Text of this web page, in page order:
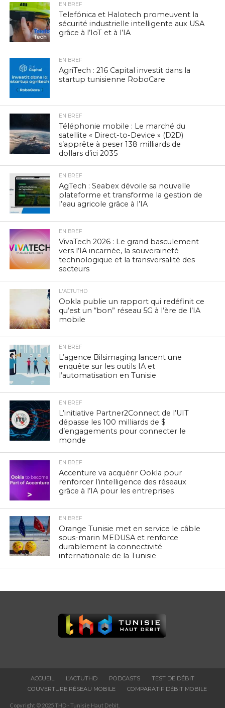
EN BREF
Telefónica et Halotech promeuvent la
sécurité industrielle intelligente aux USA
grâce à l’IoT et à l’IA
EN BREF
AgriTech : 216 Capital investit dans la
startup tunisienne RoboCare
EN BREF
Téléphonie mobile : Le marché du
satellite « Direct-to-Device » (D2D)
s’apprête à peser 138 milliards de
dollars d’ici 2035
EN BREF
AgTech : Seabex dévoile sa nouvelle
plateforme et transforme la gestion de
l’eau agricole grâce à l’IA
EN BREF
VivaTech 2026 : Le grand basculement
vers l’IA incarnée, la souveraineté
technologique et la transversalité des
secteurs
L'ACTUTHD
Ookla publie un rapport qui redéfinit ce
qu’est un “bon” réseau 5G à l’ère de l’IA
mobile
EN BREF
L’agence Bilsimaging lancent une
enquête sur les outils IA et
l’automatisation en Tunisie
EN BREF
L’initiative Partner2Connect de l’UIT
dépasse les 100 milliards de $
d’engagements pour connecter le
monde
EN BREF
Accenture va acquérir Ookla pour
renforcer l’intelligence des réseaux
grâce à l’IA pour les entreprises
EN BREF
Orange Tunisie met en service le câble
sous-marin MEDUSA et renforce
durablement la connectivité
internationale de la Tunisie
ACCUEIL L’ACTUTHD PODCASTS
TEST DE DÉBIT
COUVERTURE RÉSEAU MOBILE
COMPARATIF DÉBIT MOBILE
Copyright © 2025 THD - Tunisie Haut Debit.